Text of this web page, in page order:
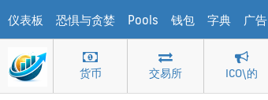
仪表板 恐惧与贪婪 Pools 钱包 字典 广告
货币 交易所 ICO\的